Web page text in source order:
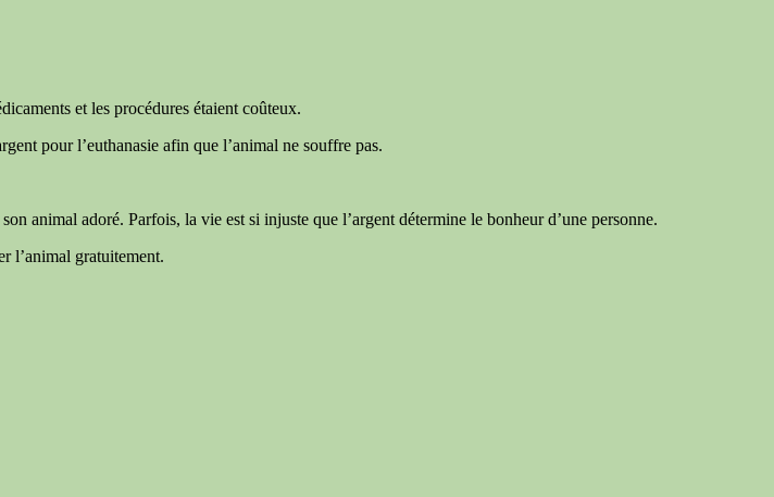
et les procédures étaient coûteux.
pour l’euthanasie afin que l’animal ne souffre pas.
animal adoré. Parfois, la vie est si injuste que l’argent détermine le bonheur d’une personne.
l’animal gratuitement.